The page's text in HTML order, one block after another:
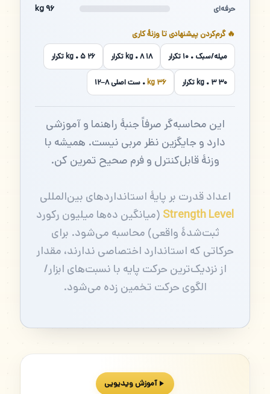
حرفه‌ای ۹۶ kg
🔥 گرم‌کردن پیشنهادی تا وزنهٔ کاری
میله/سبک • ۱۰ تکرار ۱۸ kg • ۸ تکرار ۲۶ kg • ۵ تکرار
۳۰ kg • ۳ تکرار ۳۶ kg • ست اصلی ۸–۱۲
این محاسبه‌گر صرفاً جنبهٔ راهنما و آموزشی
دارد و جایگزین نظر مربی نیست. همیشه با
وزنهٔ قابل‌کنترل و فرم صحیح تمرین کن.
اعداد قدرت بر پایهٔ استانداردهای بین‌المللی
Strength Level (میانگین ده‌ها میلیون رکورد
ثبت‌شدهٔ واقعی) محاسبه می‌شود. برای
حرکاتی که استاندارد اختصاصی ندارند، مقدار
از نزدیک‌ترین حرکت پایه با نسبت‌های ابزار/
الگوی حرکت تخمین زده می‌شود.
آموزش ویدیویی